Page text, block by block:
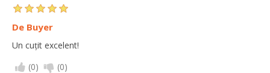
De Buyer
Un cuțit excelent!
(0) (0)